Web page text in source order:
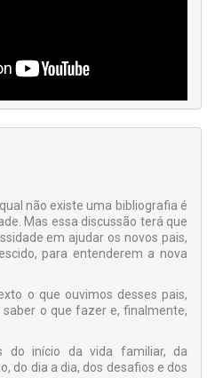
não existe uma bibliografia é
Mas essa discussão terá que
em ajudar os novos pais,
para entenderem a nova
o que ouvimos desses pais,
o que fazer e, finalmente,
do início da vida familiar, da
do dia a dia, dos desafios e dos